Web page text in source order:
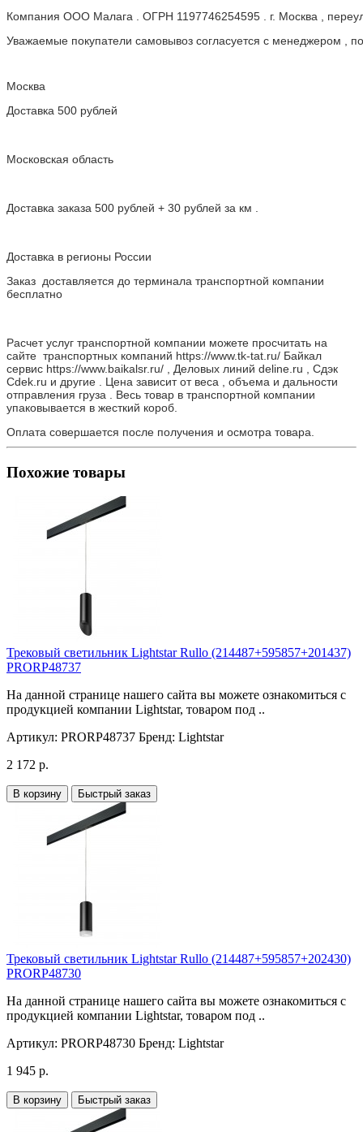
Компания ООО Малага . ОГРН 1197746254595 . г. Москва ,
Уважаемые покупатели самовывоз согласуется с менеджером ,
Москва
Доставка 500 рублей
Московская область
Доставка заказа 500 рублей + 30 рублей за км .
Доставка в регионы России
Заказ доставляется до терминала транспортной компании
бесплатно
Расчет услуг транспортной компании можете просчитать на
сайте транспортных компаний https://www.tk-tat.ru/ Байкал
сервис https://www.baikalsr.ru/ , Деловых линий deline.ru , Сдэк
Cdek.ru и другие . Цена зависит от веса , объема и дальности
отправления груза . Весь товар в транспортной компании
упаковывается в жесткий короб.
Оплата совершается после получения и осмотра товара.
Похожие товары
Трековый светильник Lightstar Rullo (214487+595857+201437)
PRORP48737
На данной странице нашего сайта вы можете ознакомиться с
продукцией компании Lightstar, товаром под ..
Артикул: PRORP48737 Бренд: Lightstar
2 172 р.
В корзину Быстрый заказ
Трековый светильник Lightstar Rullo (214487+595857+202430)
PRORP48730
На данной странице нашего сайта вы можете ознакомиться с
продукцией компании Lightstar, товаром под ..
Артикул: PRORP48730 Бренд: Lightstar
1 945 р.
В корзину Быстрый заказ